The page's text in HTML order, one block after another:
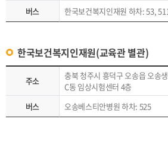
버스
한국보건복지인재원 하차: 53,
한국보건복지인재원(교육관 별관)
주소
충북 청주시 흥덕구 오송읍 오송
C동 임상시험센터 4층
버스
오송베스티안병원 하차: 525